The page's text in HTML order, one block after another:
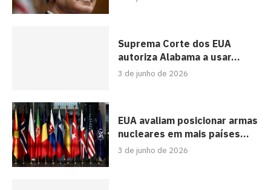
Suprema Corte dos EUA
autoriza Alabama a usar...
3 de junho de 2026
EUA avaliam posicionar armas
nucleares em mais países...
3 de junho de 2026